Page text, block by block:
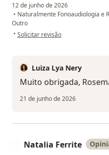
12 de junho de 2026
• Naturalmente Fonoaudiologia e
Outro
• na opinião do utilizador Rosemary
Solicitar revisão
Luiza Lya Nery
Muito obrigada,
21 de junho de 2026
Natalia Ferrite